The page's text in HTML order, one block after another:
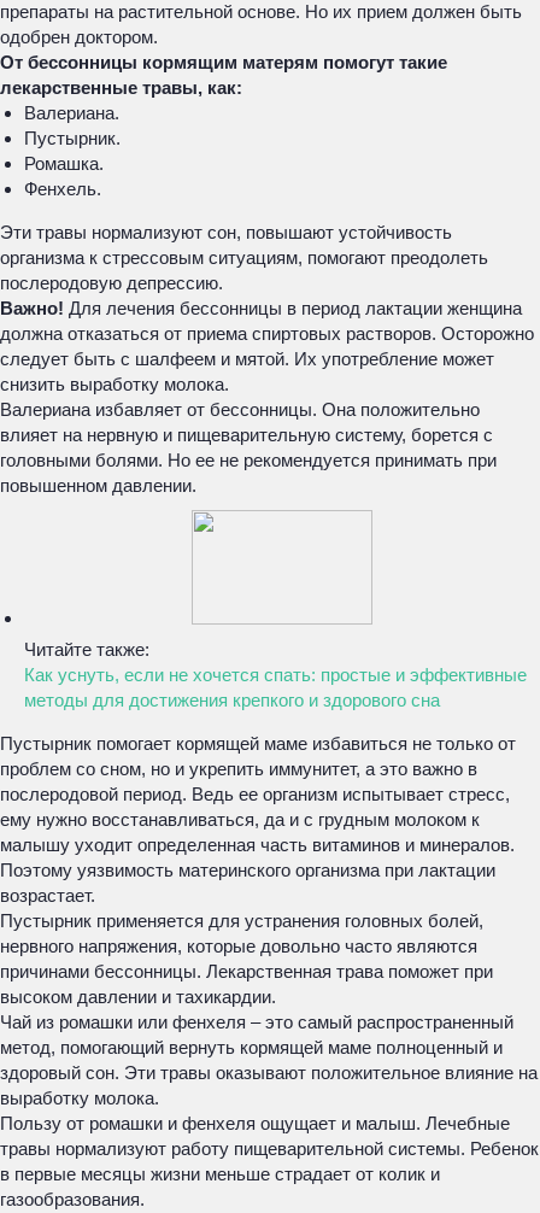
препараты на растительной основе. Но их прием должен быть
одобрен доктором.
От бессонницы кормящим матерям помогут такие
лекарственные травы, как:
Валериана.
Пустырник.
Ромашка.
Фенхель.
Эти травы нормализуют сон, повышают устойчивость
организма к стрессовым ситуациям, помогают преодолеть
послеродовую депрессию.
Важно! Для лечения бессонницы в период лактации женщина
должна отказаться от приема спиртовых растворов. Осторожно
следует быть с шалфеем и мятой. Их употребление может
снизить выработку молока.
Валериана избавляет от бессонницы. Она положительно
влияет на нервную и пищеварительную систему, борется с
головными болями. Но ее не рекомендуется принимать при
повышенном давлении.
Читайте также:
Как уснуть, если не хочется спать: простые и эффективные
методы для достижения крепкого и здорового сна
Пустырник помогает кормящей маме избавиться не только от
проблем со сном, но и укрепить иммунитет, а это важно в
послеродовой период. Ведь ее организм испытывает стресс,
ему нужно восстанавливаться, да и с грудным молоком к
малышу уходит определенная часть витаминов и минералов.
Поэтому уязвимость материнского организма при лактации
возрастает.
Пустырник применяется для устранения головных болей,
нервного напряжения, которые довольно часто являются
причинами бессонницы. Лекарственная трава поможет при
высоком давлении и тахикардии.
Чай из ромашки или фенхеля – это самый распространенный
метод, помогающий вернуть кормящей маме полноценный и
здоровый сон. Эти травы оказывают положительное влияние на
выработку молока.
Пользу от ромашки и фенхеля ощущает и малыш. Лечебные
травы нормализуют работу пищеварительной системы. Ребенок
в первые месяцы жизни меньше страдает от колик и
газообразования.